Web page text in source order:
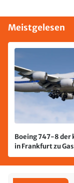
Meistgelesen
Boeing 747-8 der
in Frankfurt zu